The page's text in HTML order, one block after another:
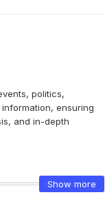
politics,
ensuring
and in-depth
Show more